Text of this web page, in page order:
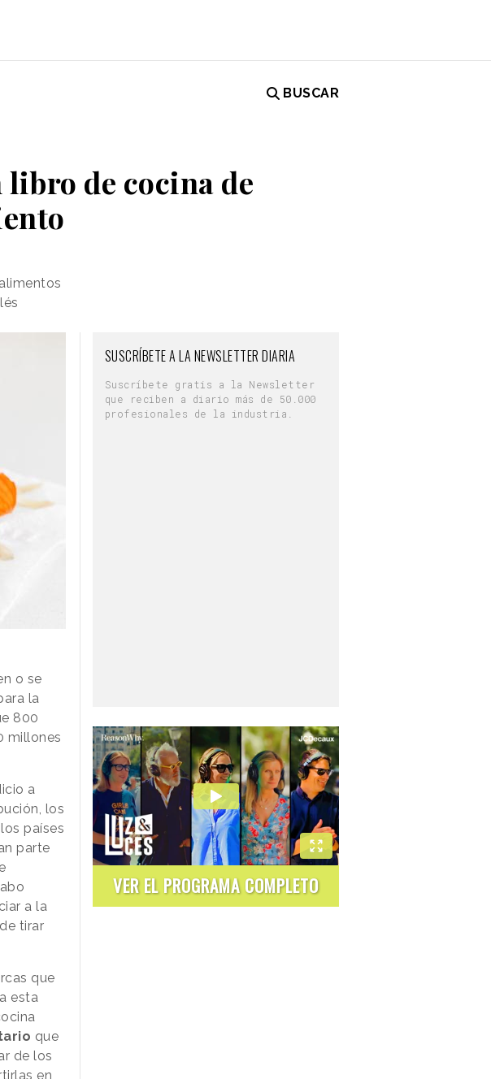
BUSCAR
libro de cocina de
o se
la
800
millones
a
los
países
parte
a la
tirar
que
esta
que
de los
en
SUSCRÍBETE A LA NEWSLETTER DIARIA
Suscríbete gratis a la Newsletter
que reciben a diario más de 50.000
profesionales de la industria.
VER EL PROGRAMA COMPLETO